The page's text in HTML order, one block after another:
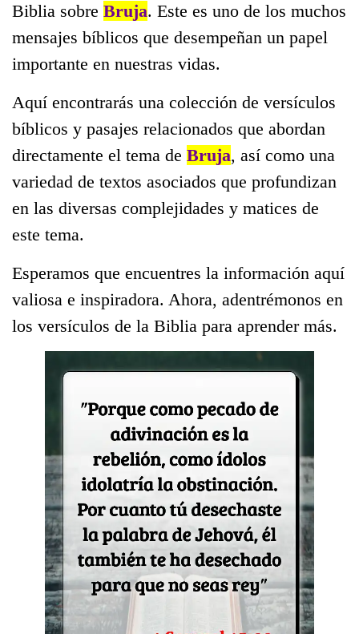
Biblia sobre Bruja. Este es uno de los muchos
mensajes bíblicos que desempeñan un papel
importante en nuestras vidas.
Aquí encontrarás una colección de versículos
bíblicos y pasajes relacionados que abordan
directamente el tema de Bruja, así como una
variedad de textos asociados que profundizan
en las diversas complejidades y matices de
este tema.
Esperamos que encuentres la información aquí
valiosa e inspiradora. Ahora, adentrémonos en
los versículos de la Biblia para aprender más.